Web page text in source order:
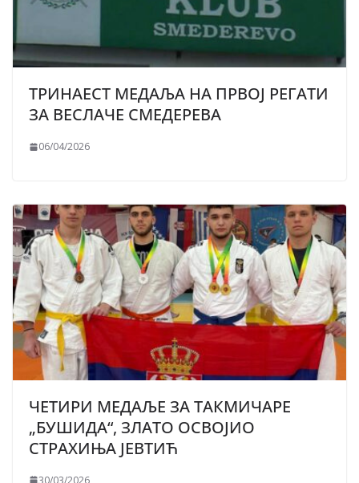
ТРИНАЕСТ МЕДАЉА НА ПРВОЈ РЕГАТИ
ЗА ВЕСЛАЧЕ СМЕДЕРЕВА
06/04/2026
ЧЕТИРИ МЕДАЉЕ ЗА ТАКМИЧАРЕ
„БУШИДА“, ЗЛАТО ОСВОЈИО
СТРАХИЊА ЈЕВТИЋ
30/03/2026